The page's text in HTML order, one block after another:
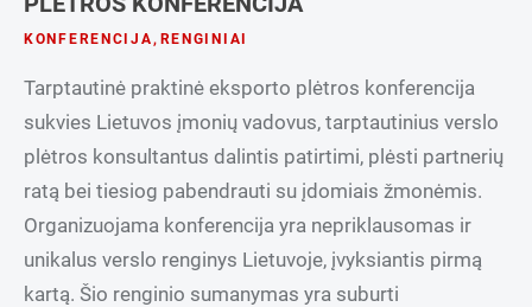
KONFERENCIJA, RENGINIAI
Tarptautinė praktinė eksporto plėtros konferencija
sukvies Lietuvos įmonių vadovus, tarptautinius verslo
plėtros konsultantus dalintis patirtimi, plėsti partnerių
ratą bei tiesiog pabendrauti su įdomiais žmonėmis.
Organizuojama konferencija yra nepriklausomas ir
unikalus verslo renginys Lietuvoje, įvyksiantis pirmą
kartą. Šio renginio sumanymas yra suburti